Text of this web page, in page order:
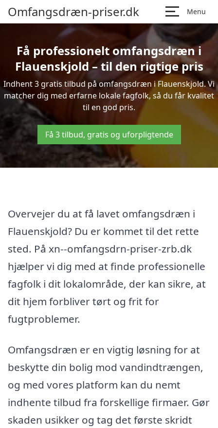
Omfangsdræn-priser.dk Menu
Få professionelt omfangsdræn i
Flauenskjold – til den rigtige pris
Indhent 3 gratis tilbud på omfangsdræn i Flauenskjold. Vi
matcher dig med erfarne lokale fagfolk, så du får kvalitet
til en god pris.
Få 3 tilbud, gratis og uforpligtende
Overvejer du at få lavet omfangsdræn i
Flauenskjold? Du er kommet til det rette
sted. På xn--omfangsdrn-priser-zrb.dk
hjælper vi dig med at finde professionelle
fagfolk i dit lokalområde, der kan sikre, at
dit hjem forbliver tørt og frit for
fugtproblemer.
Omfangsdræn er en vigtig løsning for at
beskytte din bolig mod vandindtrængen,
og med vores platform kan du nemt
indhente tilbud fra forskellige firmaer. Gør
skaden usikker og tag det første skridt